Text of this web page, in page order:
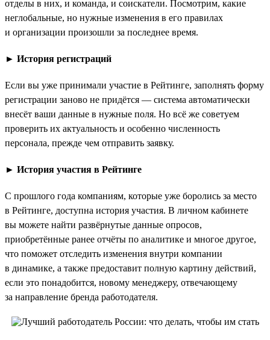
отделы в них, и команда, и соискатели. Посмотрим, какие
неглобальные, но нужные изменения в его правилах
и организации произошли за последнее время.
► История регистраций
Если вы уже принимали участие в Рейтинге, заполнять форму
регистрации заново не придётся — система автоматически
внесёт ваши данные в нужные поля. Но всё же советуем
проверить их актуальность и особенно численность
персонала, прежде чем отправить заявку.
► История участия в Рейтинге
С прошлого года компаниям, которые уже боролись за место
в Рейтинге, доступна история участия. В личном кабинете
вы можете найти развёрнутые данные опросов,
приобретённые ранее отчёты по аналитике и многое другое,
что поможет отследить изменения внутри компании
в динамике, а также предоставит полную картину действий,
если это понадобится, новому менеджеру, отвечающему
за направление бренда работодателя.